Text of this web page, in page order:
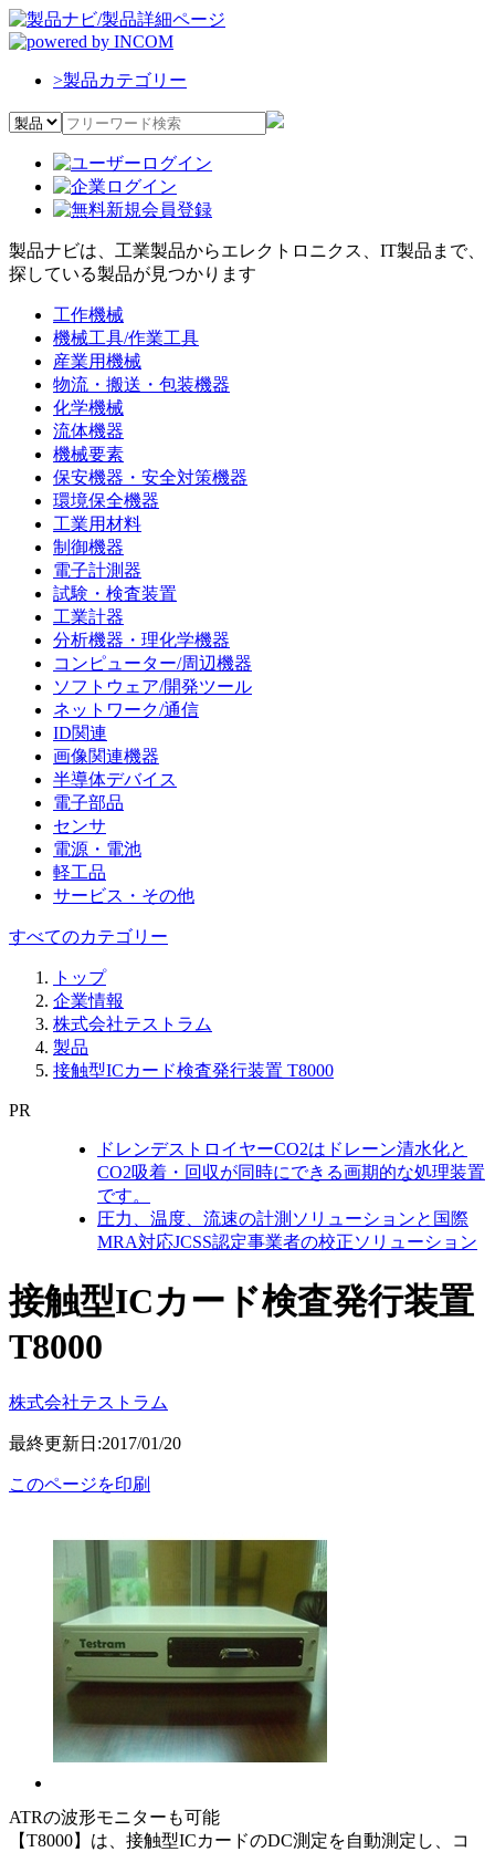
>製品カテゴリー
製品ナビは、工業製品からエレクトロニクス、IT製品まで、
探している製品が見つかります
工作機械
機械工具/作業工具
産業用機械
物流・搬送・包装機器
化学機械
流体機器
機械要素
保安機器・安全対策機器
環境保全機器
工業用材料
制御機器
電子計測器
試験・検査装置
工業計器
分析機器・理化学機器
コンピューター/周辺機器
ソフトウェア/開発ツール
ネットワーク/通信
ID関連
画像関連機器
半導体デバイス
電子部品
センサ
電源・電池
軽工品
サービス・その他
すべてのカテゴリー
トップ
企業情報
株式会社テストラム
製品
接触型ICカード検査発行装置 T8000
PR
ドレンデストロイヤーCO2はドレーン清水化と
CO2吸着・回収が同時にできる画期的な処理装置
です。
圧力、温度、流速の計測ソリューションと国際
MRA対応JCSS認定事業者の校正ソリューション
接触型ICカード検査発行装置
T8000
株式会社テストラム
最終更新日:2017/01/20
このページを印刷
ATRの波形モニターも可能
【T8000】は、接触型ICカードのDC測定を自動測定し、コ